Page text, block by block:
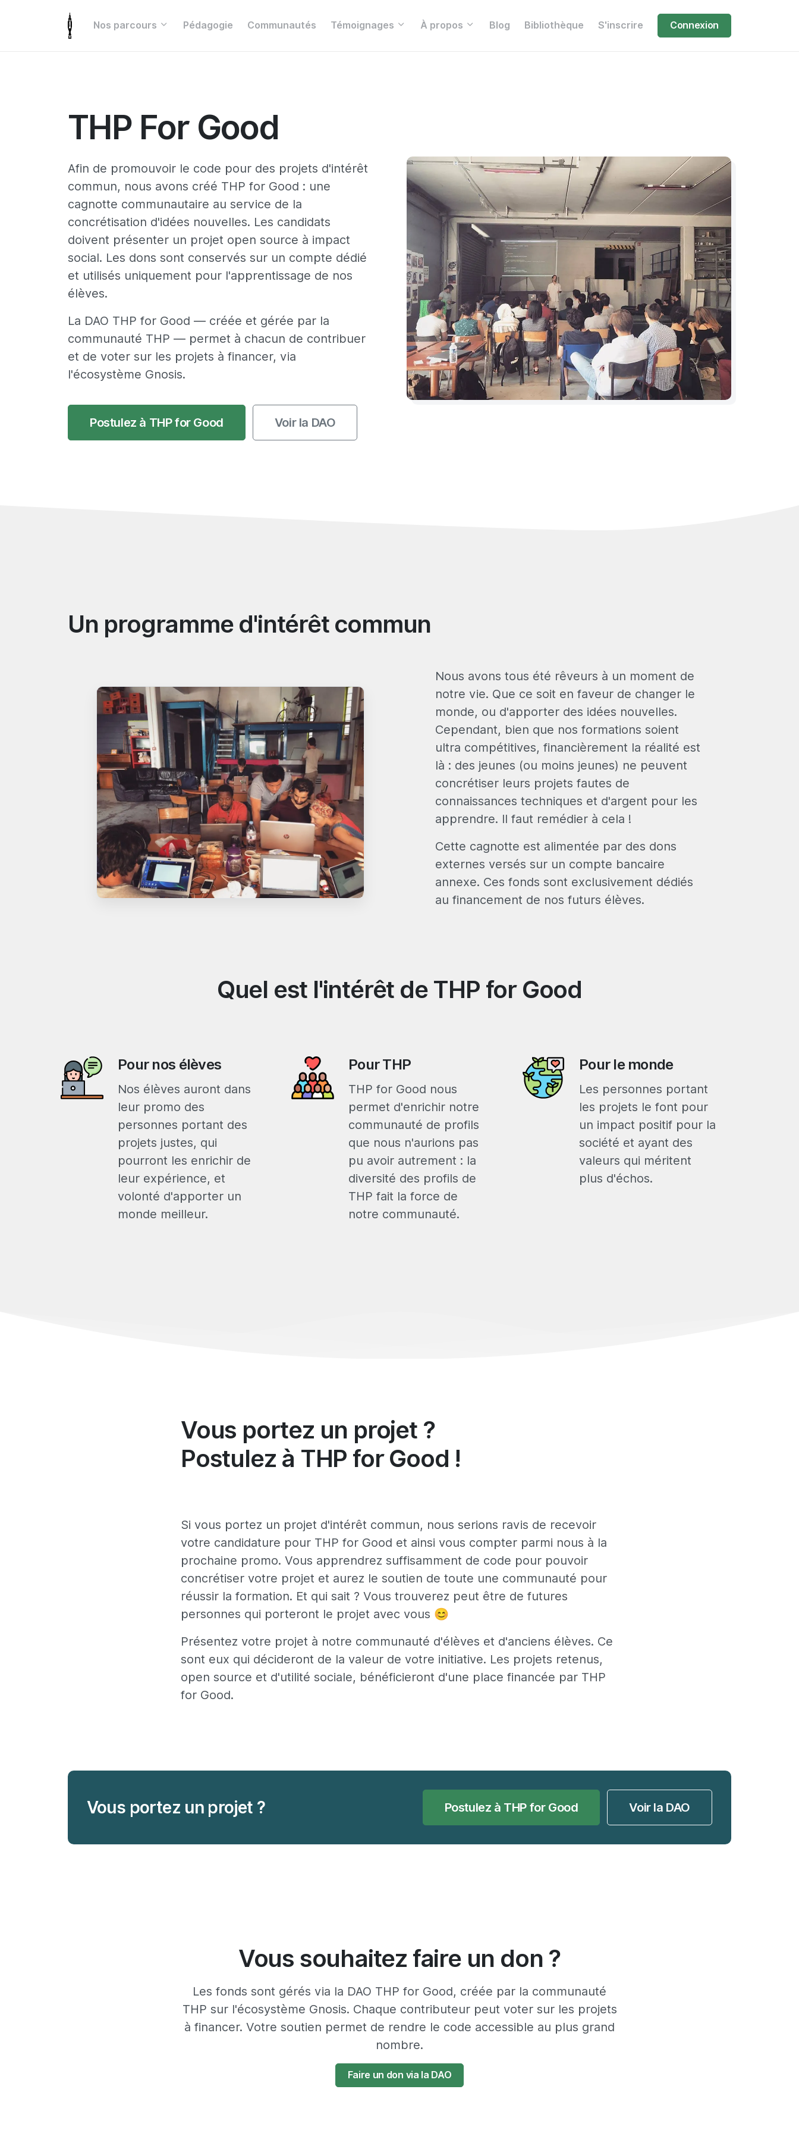
Nos parcours Pédagogie Communautés Témoignages À propos Blog Bibliothèque S'inscrire Connexion
THP For Good
Afin de promouvoir le code pour des projets d'intérêt
commun, nous avons créé THP for Good : une
cagnotte communautaire au service de la
concrétisation d'idées nouvelles. Les candidats
doivent présenter un projet open source à impact
social. Les dons sont conservés sur un compte dédié
et utilisés uniquement pour l'apprentissage de nos
élèves.
La DAO THP for Good — créée et gérée par la
communauté THP — permet à chacun de contribuer
et de voter sur les projets à financer, via
l'écosystème Gnosis.
Postulez à THP for Good Voir la DAO
Un programme d'intérêt commun
Nous avons tous été rêveurs à un moment de
notre vie. Que ce soit en faveur de changer le
monde, ou d'apporter des idées nouvelles.
Cependant, bien que nos formations soient
ultra compétitives, financièrement la réalité est
là : des jeunes (ou moins jeunes) ne peuvent
concrétiser leurs projets fautes de
connaissances techniques et d'argent pour les
apprendre. Il faut remédier à cela !
Cette cagnotte est alimentée par des dons
externes versés sur un compte bancaire
annexe. Ces fonds sont exclusivement dédiés
au financement de nos futurs élèves.
Quel est l'intérêt de THP for Good
Pour nos élèves
Nos élèves auront dans
leur promo des
personnes portant des
projets justes, qui
pourront les enrichir de
leur expérience, et
volonté d'apporter un
monde meilleur.
Pour THP
THP for Good nous
permet d'enrichir notre
communauté de profils
que nous n'aurions pas
pu avoir autrement : la
diversité des profils de
THP fait la force de
notre communauté.
Pour le monde
Les personnes portant
les projets le font pour
un impact positif pour la
société et ayant des
valeurs qui méritent
plus d'échos.
Vous portez un projet ?
Postulez à THP for Good !
Si vous portez un projet d'intérêt commun, nous serions ravis de recevoir
votre candidature pour THP for Good et ainsi vous compter parmi nous à la
prochaine promo. Vous apprendrez suffisamment de code pour pouvoir
concrétiser votre projet et aurez le soutien de toute une communauté pour
réussir la formation. Et qui sait ? Vous trouverez peut être de futures
personnes qui porteront le projet avec vous 😊
Présentez votre projet à notre communauté d'élèves et d'anciens élèves. Ce
sont eux qui décideront de la valeur de votre initiative. Les projets retenus,
open source et d'utilité sociale, bénéficieront d'une place financée par THP
for Good.
Vous portez un projet ? Postulez à THP for Good Voir la DAO
Vous souhaitez faire un don ?
Les fonds sont gérés via la DAO THP for Good, créée par la communauté
THP sur l'écosystème Gnosis. Chaque contributeur peut voter sur les projets
à financer. Votre soutien permet de rendre le code accessible au plus grand
nombre.
Faire un don via la DAO